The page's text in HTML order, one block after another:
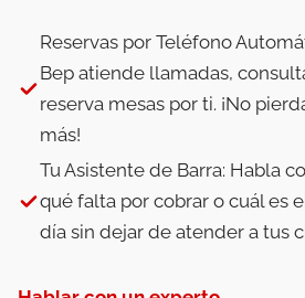
Reservas por Teléfono
Bep atiende llamadas,
reserva mesas por ti. ¡No
más!
Tu Asistente de Barra: Habla
qué falta por cobrar o cuál es
día sin dejar de atender a tus